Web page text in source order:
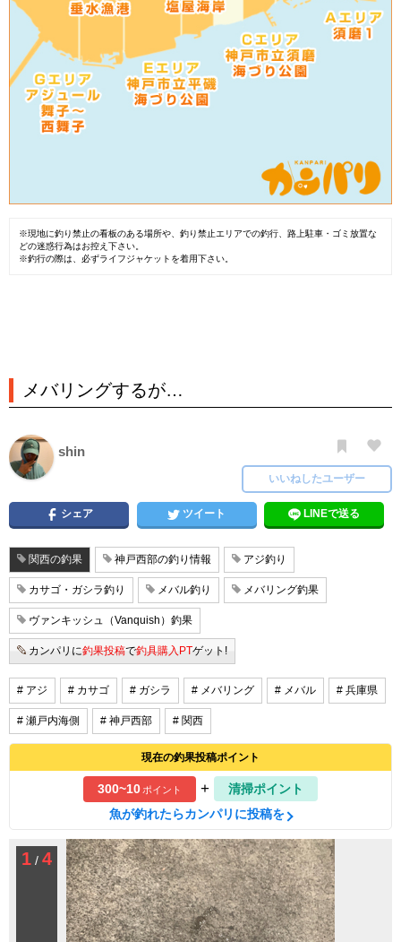
※現地に釣り禁止の看板のある場所や、釣り禁止エリアでの釣行、路上駐車・ゴミ放置な
どの迷惑行為はお控え下さい。
※釣行の際は、必ずライフジャケットを着用下さい。
メバリングするが…
shin
いいねしたユーザー
シェア ツイート LINEで送る
関西の釣果 神戸西部の釣り情報 アジ釣り
カサゴ・ガシラ釣り メバル釣り メバリング釣果
ヴァンキッシュ（Vanquish）釣果
カンパリに釣果投稿で釣具購入PTゲット!
# アジ # カサゴ # ガシラ # メバリング # メバル # 兵庫県
# 瀬戸内海側 # 神戸西部 # 関西
現在の釣果投稿ポイント
300~10ポイント +
清掃ポイント
魚が釣れたらカンパリに投稿を
1 / 4